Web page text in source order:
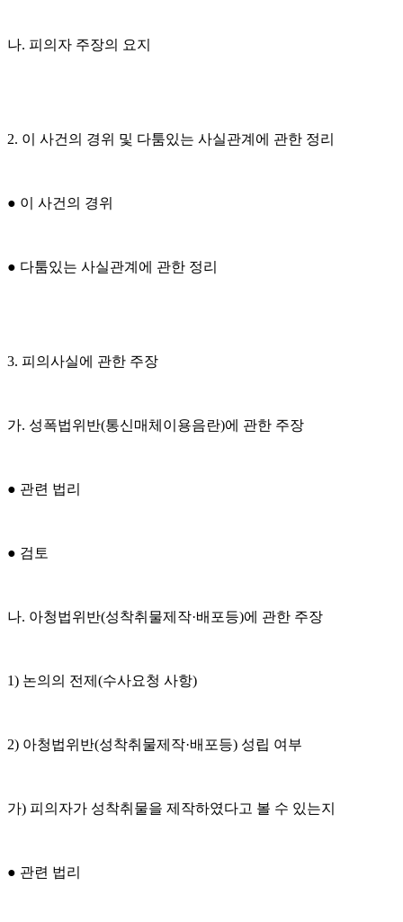
나. 피의자 주장의 요지
2. 이 사건의 경위 및 다툼있는 사실관계에 관한 정리
● 이 사건의 경위
● 다툼있는 사실관계에 관한 정리
3. 피의사실에 관한 주장
가. 성폭법위반(통신매체이용음란)에 관한 주장
● 관련 법리
● 검토
나. 아청법위반(성착취물제작·배포등)에 관한 주장
1) 논의의 전제(수사요청 사항)
2) 아청법위반(성착취물제작·배포등) 성립 여부
가) 피의자가 성착취물을 제작하였다고 볼 수 있는지
● 관련 법리